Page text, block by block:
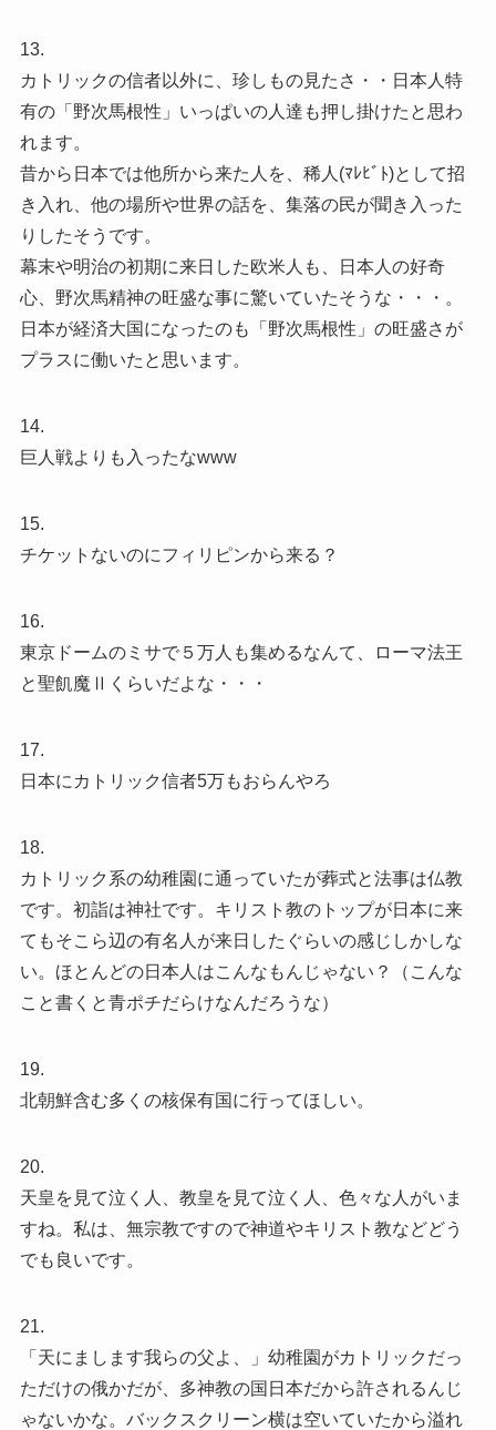
13.
カトリックの信者以外に、珍しもの見たさ・・日本人特
有の「野次馬根性」いっぱいの人達も押し掛けたと思わ
れます。
昔から日本では他所から来た人を、稀人(ﾏﾚﾋﾞﾄ)として招
き入れ、他の場所や世界の話を、集落の民が聞き入った
りしたそうです。
幕末や明治の初期に来日した欧米人も、日本人の好奇
心、野次馬精神の旺盛な事に驚いていたそうな・・・。
日本が経済大国になったのも「野次馬根性」の旺盛さが
プラスに働いたと思います。
14.
巨人戦よりも入ったなwww
15.
チケットないのにフィリピンから来る？
16.
東京ドームのミサで５万人も集めるなんて、ローマ法王
と聖飢魔Ⅱくらいだよな・・・
17.
日本にカトリック信者5万もおらんやろ
18.
カトリック系の幼稚園に通っていたが葬式と法事は仏教
です。初詣は神社です。キリスト教のトップが日本に来
てもそこら辺の有名人が来日したぐらいの感じしかしな
い。ほとんどの日本人はこんなもんじゃない？（こんな
こと書くと青ポチだらけなんだろうな）
19.
北朝鮮含む多くの核保有国に行ってほしい。
20.
天皇を見て泣く人、教皇を見て泣く人、色々な人がいま
すね。私は、無宗教ですので神道やキリスト教などどう
でも良いです。
21.
「天にまします我らの父よ、」幼稚園がカトリックだっ
ただけの俄かだが、多神教の国日本だから許されるんじ
ゃないかな。バックスクリーン横は空いていたから溢れ